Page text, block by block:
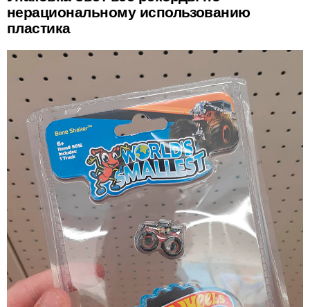
нерациональному использованию
пластика